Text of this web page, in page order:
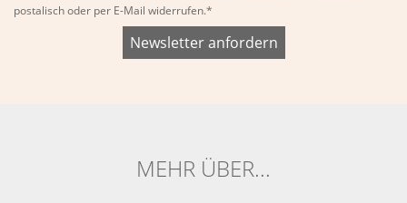
postalisch oder per E-Mail widerrufen.*
MEHR ÜBER...